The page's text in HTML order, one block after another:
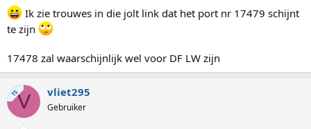
Ik zie trouwes in die jolt link dat het port nr 17479 schijnt
te zijn
17478 zal waarschijnlijk wel voor DF LW zijn
TSV vliet295
Gebruiker